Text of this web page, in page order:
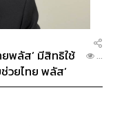
ยพลัส’ มีสิทธิใช้
วยไทย พลัส’
...